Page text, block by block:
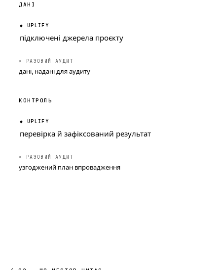
ДАНІ
підключені джерела проєкту
дані, надані для аудиту
КОНТРОЛЬ
перевірка й зафіксований результат
узгоджений план впровадження